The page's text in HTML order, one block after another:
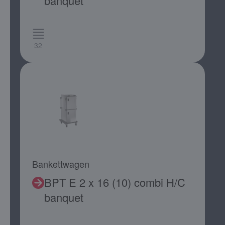
32
Bankettwagen
BPT E 2 x 16 (10) combi H/C
banquet